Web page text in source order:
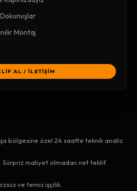
Montaj
AL / İLETİŞİM
bölgesine özel 24 saatte teknik analiz.
Sürpriz maliyet olmadan net teklif.
ve temiz işçilik.